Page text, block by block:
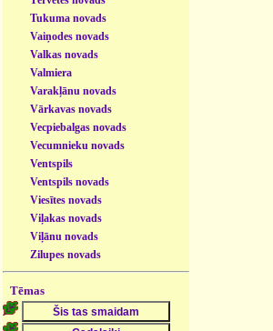
Tukuma novads
Vaiņodes novads
Valkas novads
Valmiera
Varakļānu novads
Vārkavas novads
Vecpiebalgas novads
Vecumnieku novads
Ventspils
Ventspils novads
Viesītes novads
Viļakas novads
Viļānu novads
Zilupes novads
Tēmas